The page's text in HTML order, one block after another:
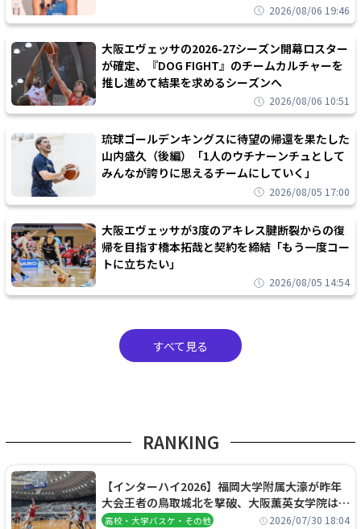
2026/08/06 19:46
大阪エヴェッサの2026-27シーズン開幕ロスター
が確定、『DOG FIGHT』のチームカルチャーを
推し進めて結果を求めるシーズンへ
2026/08/06 10:51
琉球ゴールデンキングスに待望の帰還を果たした
山内盛久（後編）「1人のウチナーンチュとして
みんなが誇りに思えるチームにしていく」
2026/08/05 17:00
大阪エヴェッサが3度のアキレス腱断裂からの復
帰を目指す橋本拓哉と契約を締結「もう一度コー
トに立ちたい」
2026/08/05 14:54
すべて見る
RANKING
【インターハイ2026】福岡大学附属大濠が昨年
大会王者の鳥取城北を撃破、大阪薫英女学院は岐
阜女子に完勝、大会3日目試合結果
高校・大学バスケ・その他 2026/07/30 18:04